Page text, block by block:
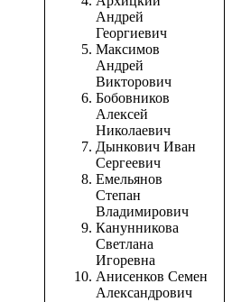
Андрей
Георгиевич
Максимов
Андрей
Викторович
Бобовников
Алексей
Николаевич
Дынкович Иван
Сергеевич
Емельянов
Степан
Владимирович
Канунникова
Светлана
Игоревна
Анисенков Семен
Александрович